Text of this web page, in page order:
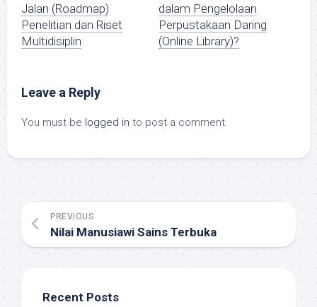
Jalan (Roadmap)
Penelitian dan Riset
Multidisiplin
dalam Pengelolaan
Perpustakaan Daring
(Online Library)?
Leave a Reply
You must be logged in to post a comment.
PREVIOUS
Nilai Manusiawi Sains Terbuka
Recent Posts